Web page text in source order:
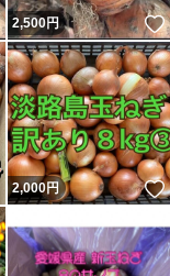
いいね！
2,500円
いいね！
2,000円